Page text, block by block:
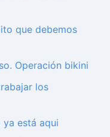
que debemos
Operación bikini
los
ya está aqui